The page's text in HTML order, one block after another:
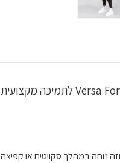
נוחה במהלך סקווטים או קפיצה